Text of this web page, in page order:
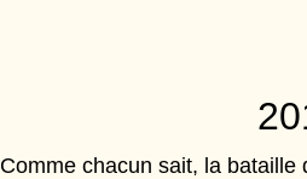
Comme chacun sait, la bataille